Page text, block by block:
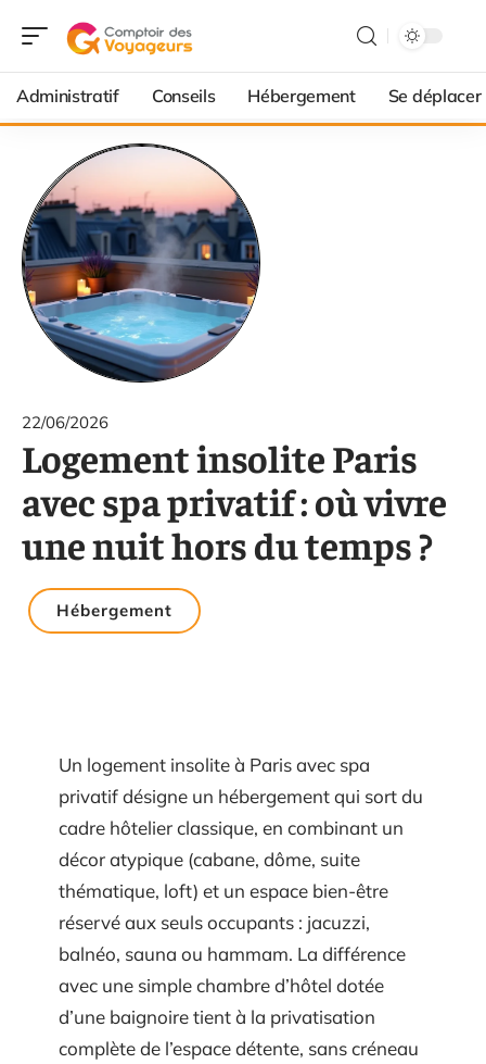
Administratif Conseils Hébergement Se déplacer
22/06/2026
Logement insolite Paris
avec spa privatif : où vivre
une nuit hors du temps ?
Hébergement
Un logement insolite à Paris avec spa
privatif désigne un hébergement qui sort du
cadre hôtelier classique, en combinant un
décor atypique (cabane, dôme, suite
thématique, loft) et un espace bien-être
réservé aux seuls occupants : jacuzzi,
balnéo, sauna ou hammam. La différence
avec une simple chambre d’hôtel dotée
d’une baignoire tient à la privatisation
complète de l’espace détente, sans créneau